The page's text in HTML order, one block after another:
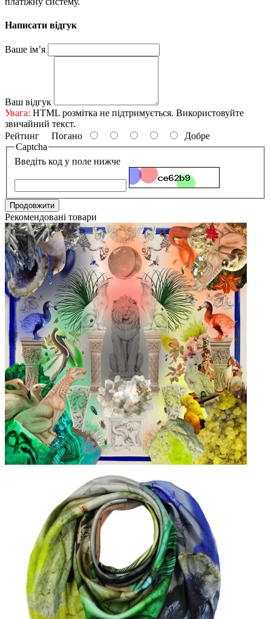
Написати відгук
Ваше ім’я
Ваш відгук
Увага: HTML розмітка не підтримується. Використовуйте
звичайний текст.
Рейтинг Погано
Добре
Captcha
Введіть код у поле нижче
Продовжити
Рекомендовані товари